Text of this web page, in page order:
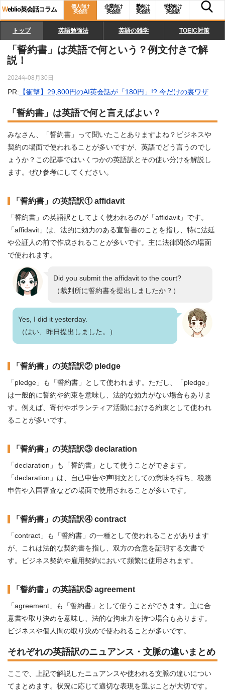
Weblio英会話コラム
個人向け
英会話
企業向け
英会話
塾向け
英会話
学校向け
英会話
トップ 英語勉強法 英語の雑学 TOEIC対策
「誓約書」は英語で何という？例文付きで解
説！
2024年08月30日
PR: 【衝撃】29,800円のAI英会話が「180円」!? 今だけの裏ワザ
「誓約書」は英語で何と言えばよい？
みなさん、「誓約書」って聞いたことありますよね？ビジネスや
契約の場面で使われることが多いですが、英語でどう言うのでし
ょうか？この記事ではいくつかの英語訳とその使い分けを解説し
ます。ぜひ参考にしてください。
「誓約書」の英語訳① affidavit
「誓約書」の英語訳としてよく使われるのが「affidavit」です。
「affidavit」は、法的に効力のある宣誓書のことを指し、特に法廷
や公証人の前で作成されることが多いです。主に法律関係の場面
で使われます。
Did you submit the affidavit to the court?
（裁判所に誓約書を提出しましたか？）
Yes, I did it yesterday.
（はい、昨日提出しました。）
「誓約書」の英語訳② pledge
「pledge」も「誓約書」として使われます。ただし、「pledge」
は一般的に誓約や約束を意味し、法的な効力がない場合もありま
す。例えば、寄付やボランティア活動における約束として使われ
ることが多いです。
「誓約書」の英語訳③ declaration
「declaration」も「誓約書」として使うことができます。
「declaration」は、自己申告や声明文としての意味を持ち、税務
申告や入国審査などの場面で使用されることが多いです。
「誓約書」の英語訳④ contract
「contract」も「誓約書」の一種として使われることがあります
が、これは法的な契約書を指し、双方の合意を証明する文書で
す。ビジネス契約や雇用契約において頻繁に使用されます。
「誓約書」の英語訳⑤ agreement
「agreement」も「誓約書」として使うことができます。主に合
意書や取り決めを意味し、法的な拘束力を持つ場合もあります。
ビジネスや個人間の取り決めで使われることが多いです。
それぞれの英語訳のニュアンス・文脈の違いまとめ
ここで、上記で解説したニュアンスや使われる文脈の違いについ
てまとめます。状況に応じて適切な表現を選ぶことが大切です。